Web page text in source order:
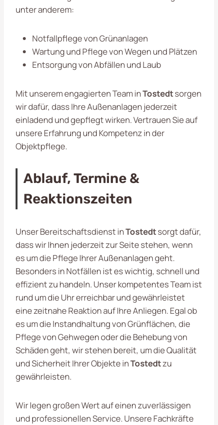
unter anderem:
Notfallpflege von Grünanlagen
Wartung und Pflege von Wegen und Plätzen
Entsorgung von Abfällen und Laub
Mit unserem engagierten Team inTostedtsorgen
wir dafür, dass Ihre Außenanlagen jederzeit
einladend und gepflegt wirken. Vertrauen Sie auf
unsere Erfahrung und Kompetenz in der
Objektpflege.
Ablauf, Termine &
Reaktionszeiten
Unser Bereitschaftsdienst inTostedtsorgt dafür,
dass wir Ihnen jederzeit zur Seite stehen, wenn
es um die Pflege Ihrer Außenanlagen geht.
Besonders in Notfällen ist es wichtig, schnell und
effizient zu handeln. Unser kompetentes Team ist
rund um die Uhr erreichbar und gewährleistet
eine zeitnahe Reaktion auf Ihre Anliegen. Egal ob
es um die Instandhaltung von Grünflächen, die
Pflege von Gehwegen oder die Behebung von
Schäden geht, wir stehen bereit, um die Qualität
und Sicherheit Ihrer Objekte inTostedtzu
gewährleisten.
Wir legen großen Wert auf einen zuverlässigen
und professionellen Service. Unsere Fachkräfte